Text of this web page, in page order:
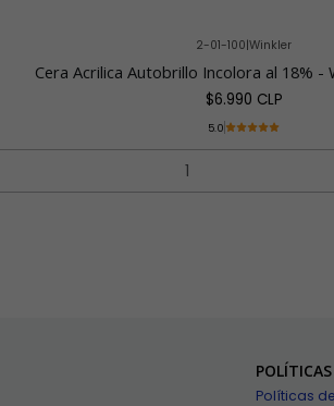
2-01-100|Winkler
Cera Acrilica Autobrillo Incolora al 18% -
$6.990 CLP
5.0
POLÍTICAS
Políticas